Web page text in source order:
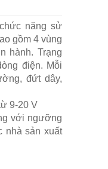
năng sử
gồm 4 vùng
hành. Trạng
điện. Mỗi
đứt dây,
9-20 V
với ngưỡng
nhà sản xuất